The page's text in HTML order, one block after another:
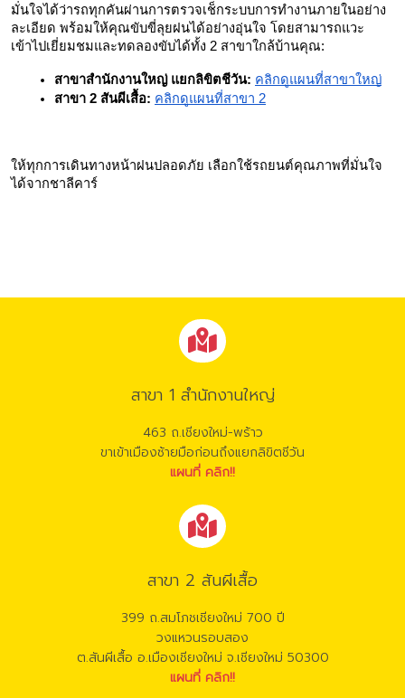
มั่นใจได้ว่ารถทุกคันผ่านการตรวจเช็กระบบการทำงานภายในอย่าง
ละเอียด พร้อมให้คุณขับขี่ลุยฝนได้อย่างอุ่นใจ โดยสามารถแวะ
เข้าไปเยี่ยมชมและทดลองขับได้ทั้ง 2 สาขาใกล้บ้านคุณ:
สาขาสำนักงานใหญ่ แยกลิขิตชีวัน: คลิกดูแผนที่สาขาใหญ่
สาขา 2 สันผีเสื้อ: คลิกดูแผนที่สาขา 2
ให้ทุกการเดินทางหน้าฝนปลอดภัย เลือกใช้รถยนต์คุณภาพที่มั่นใจ
ได้จากชาลีคาร์
สาขา 1 สำนักงานใหญ่
463 ถ.เชียงใหม่-พร้าว
ขาเข้าเมืองซ้ายมือก่อนถึงแยกลิขิตชีวัน
แผนที่ คลิก!!
สาขา 2 สันผีเสื้อ
399 ถ.สมโภชเชียงใหม่ 700 ปี
วงแหวนรอบสอง
ต.สันผีเสื้อ อ.เมืองเชียงใหม่ จ.เชียงใหม่ 50300
แผนที่ คลิก!!